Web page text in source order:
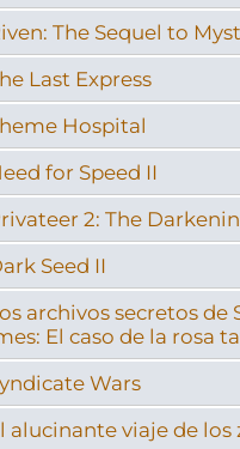
The Sequel to Myst
Last Express
Hospital
for Speed II
2: The
Seed II
archivos secretos de
El caso de la rosa
Wars
alucinante viaje de